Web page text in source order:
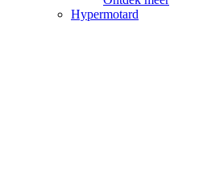
Hypermotard